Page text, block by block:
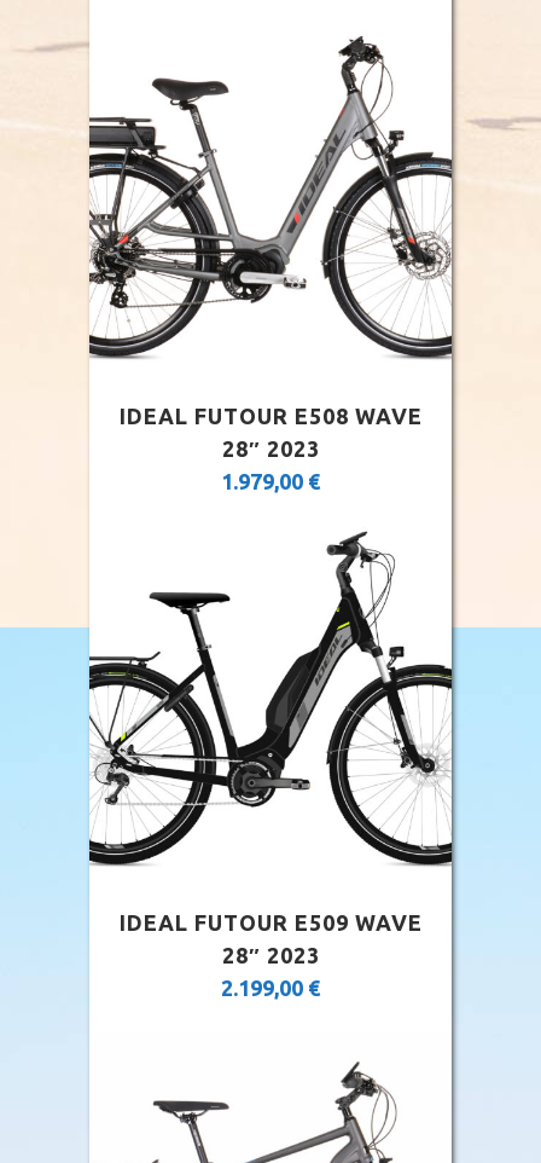
IDEAL FUTOUR E508 WAVE
28″ 2023
1.979,00 €
IDEAL FUTOUR E509 WAVE
28″ 2023
2.199,00 €